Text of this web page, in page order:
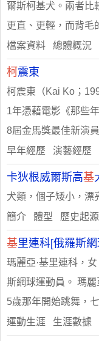
爾斯柯基犬。兩者比
更直、更輕，而背毛
檔案資料 總體概況
柯 震東
柯震東（Kai Ko；
1年憑藉電影《那些
8屆金馬獎最佳新演
早年經歷 演藝經歷
卡狄根威爾斯高基
犬類，個子矮小，漂
簡介 體型 歷史起
基里連科[俄羅斯
瑪麗亞·基里連科，
斯網球運動員。 瑪
5歲那年開始跳舞，
運動生涯 生涯數據